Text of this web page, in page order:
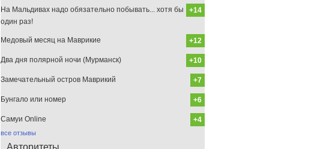
+14
На Мальдивах надо обязательно побывать... хотя бы
один раз!
+12
Медовый месяц на Маврикие
+10
Два дня полярной ночи (Мурманск)
+7
Замечательный остров Маврикий
+6
Бунгало или номер
+4
Самуи Online
все отзывы
Авторитеты